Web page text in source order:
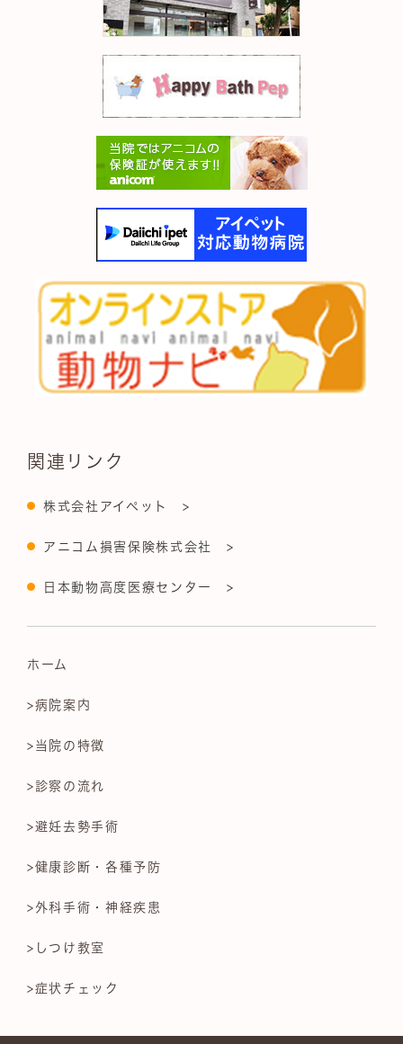
関連リンク
株式会社アイペット >
アニコム損害保険株式会社 >
日本動物高度医療センター >
ホーム
>病院案内
>当院の特徴
>診察の流れ
>避妊去勢手術
>健康診断・各種予防
>外科手術・神経疾患
>しつけ教室
>症状チェック